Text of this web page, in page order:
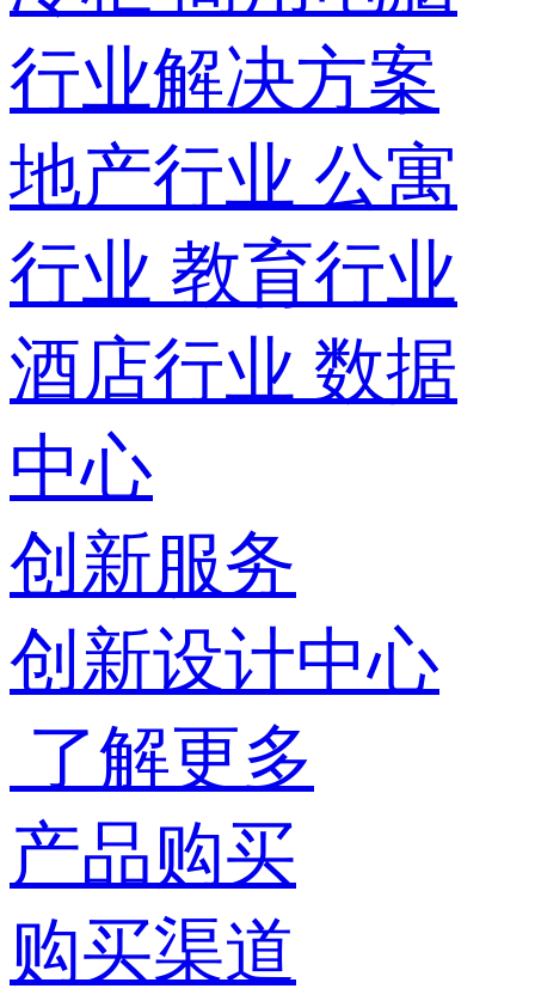
行业解决方案
地产行业 公寓
行业 教育行业
酒店行业 数据
中心
创新服务
创新设计中心
了解更多
产品购买
购买渠道